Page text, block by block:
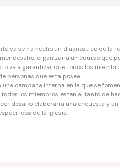
ya se ha hecho un diagnostico de la
desafio, organizaria un equipo que
va a garantizar que todos los
personas que esta posea.
una campana interna en la que se
los miembros esten al tanto de
desafio elaboraria una encuesta y
de la iglesia.